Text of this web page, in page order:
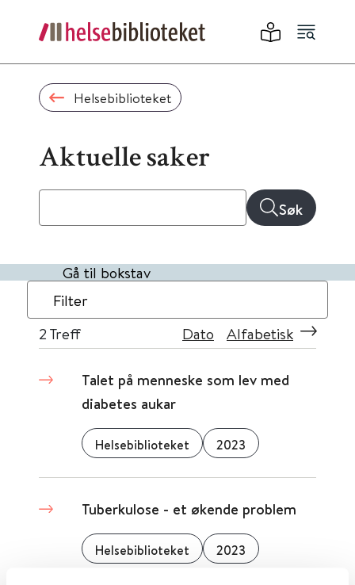
Helsebiblioteket
Aktuelle saker
Søk
Gå til bokstav
Filter
2 Treff Dato Alfabetisk
Talet på menneske som lev med
diabetes aukar
Helsebiblioteket 2023
Tuberkulose - et økende problem
Helsebiblioteket 2023